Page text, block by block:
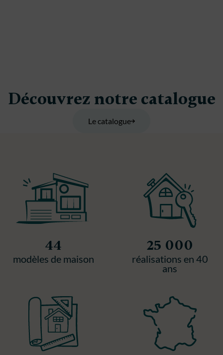
Découvrez notre catalogue
Le catalogue
44
modèles de maison
25 000
réalisations en 40
ans